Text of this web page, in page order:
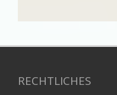
RECHTLICHES